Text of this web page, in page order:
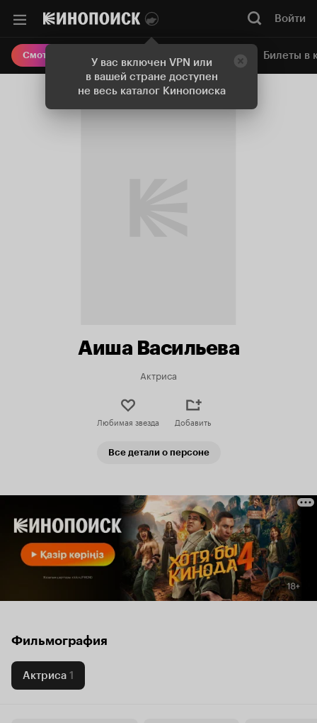
У вас включен VPN или
в вашей стране доступен
не весь каталог Кинопоиска
Войти
Смотреть кино Онлайн-кинотеатр Билеты в
Аиша Васильева
Актриса
Любимая звезда Добавить
Все детали о персоне
Фильмография
Актриса 1